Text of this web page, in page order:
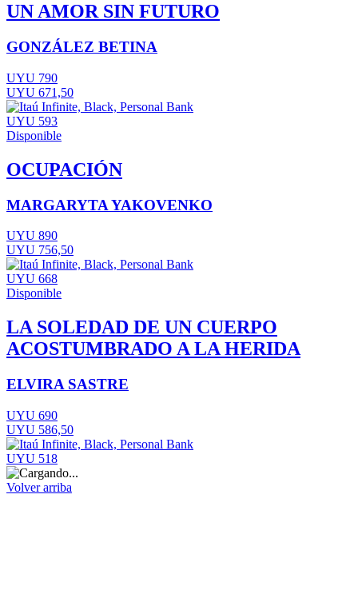
UN AMOR SIN FUTURO
GONZÁLEZ BETINA
UYU 790
UYU 671,50
UYU 593
Disponible
OCUPACIÓN
MARGARYTA YAKOVENKO
UYU 890
UYU 756,50
UYU 668
Disponible
LA SOLEDAD DE UN CUERPO
ACOSTUMBRADO A LA HERIDA
ELVIRA SASTRE
UYU 690
UYU 586,50
UYU 518
Volver arriba